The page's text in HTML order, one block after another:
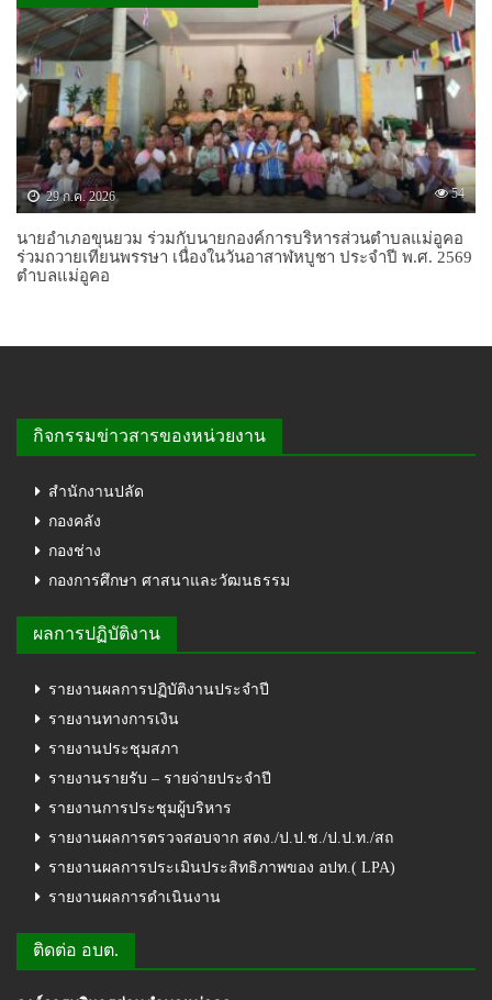
29 ก.ค. 2026 54
นายอำเภอขุนยวม ร่วมกับนายกองค์การบริหารส่วนตำบลแม่อูคอ
ร่วมถวายเทียนพรรษา เนื่องในวันอาสาฬหบูชา ประจำปี พ.ศ. 2569
ตำบลแม่อูคอ
กิจกรรมข่าวสารของหน่วยงาน
สำนักงานปลัด
กองคลัง
กองช่าง
กองการศึกษา ศาสนาและวัฒนธรรม
ผลการปฏิบัติงาน
รายงานผลการปฏิบัติงานประจำปี
รายงานทางการเงิน
รายงานประชุมสภา
รายงานรายรับ – รายจ่ายประจำปี
รายงานการประชุมผู้บริหาร
รายงานผลการตรวจสอบจาก สตง./ป.ป.ช./ป.ป.ท./สถ
รายงานผลการประเมินประสิทธิภาพของ อปท.( LPA)
รายงานผลการดำเนินงาน
ติดต่อ อบต.